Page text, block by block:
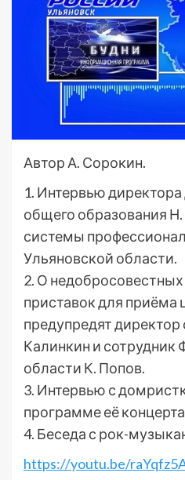
Автор А. Сорокин.
1. Интервью
общего образования
системы
Ульяновской области.
2. О
приставок для приёма
предупредят
Калинкин и сотрудник
области К. Попов.
3. Интервью с
программе её
4. Беседа с рок-
https://youtu.be/